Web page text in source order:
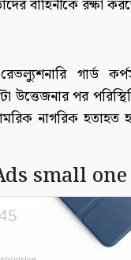
বাহিনীকে রক্ষা
গার্ড
উত্তেজনার পর
নাগরিক হতাহত
small one